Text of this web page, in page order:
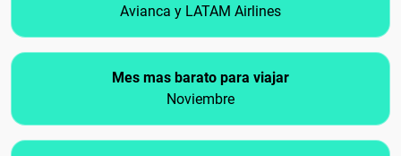
Avianca y LATAM Airlines
Mes mas barato para viajar
Noviembre